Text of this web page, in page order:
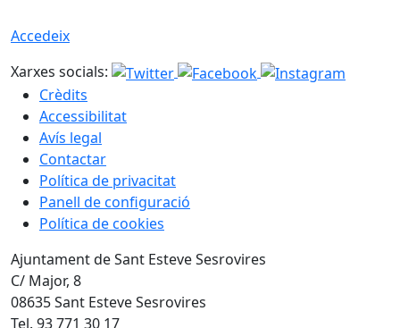
Accedeix
Xarxes socials:
Crèdits
Accessibilitat
Avís legal
Contactar
Política de privacitat
Panell de configuració
Política de cookies
Ajuntament de Sant Esteve Sesrovires
C/ Major, 8
08635 Sant Esteve Sesrovires
Tel. 93 771 30 17